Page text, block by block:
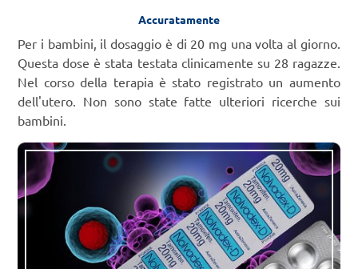
Accuratamente
Per i bambini, il dosaggio è di 20 mg una volta al giorno.
Questa dose è stata testata clinicamente su 28 ragazze.
Nel corso della terapia è stato registrato un aumento
dell'utero. Non sono state fatte ulteriori ricerche sui
bambini.